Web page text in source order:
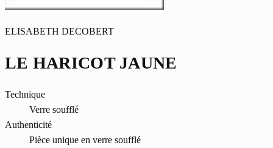
ELISABETH DECOBERT
LE HARICOT JAUNE
Technique
Verre soufflé
Authenticité
Pièce unique en verre soufflé